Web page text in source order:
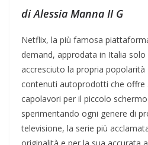
di Alessia Manna II G
Netflix, la più famosa
demand, approdata in Italia
accresciuto la propria popolarità
contenuti autoprodotti che offre
capolavori per il piccolo
sperimentando ogni genere di
televisione, la serie più